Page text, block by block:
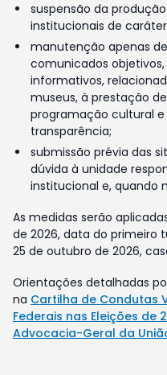
suspensão da
institucionais de
manutenção apenas
comunicados
informativos,
museus, à prestação
programação cultural e
transparência;
submissão prévia das
dúvida à unidade
institucional e, quando
As medidas serão
de 2026, data do primeiro
25 de outubro de 2026,
Orientações detalhadas
na Cartilha de Condutas
Federais nas Eleições de
Advocacia-Geral da